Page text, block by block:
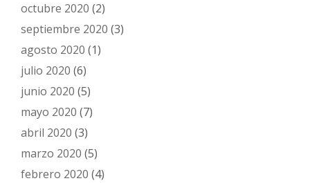
octubre 2020 (2)
septiembre 2020 (3)
agosto 2020 (1)
julio 2020 (6)
junio 2020 (5)
mayo 2020 (7)
abril 2020 (3)
marzo 2020 (5)
febrero 2020 (4)